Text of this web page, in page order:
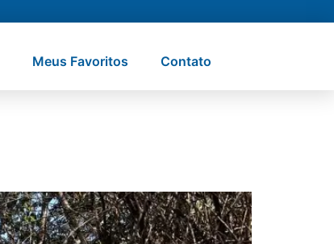
Meus Favoritos Contato